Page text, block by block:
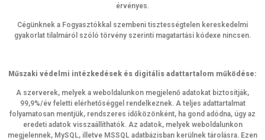
érvényes.
Cégünknek a Fogyasztókkal szembeni tisztességtelen kereskedelmi
gyakorlat tilalmáról szóló törvény szerinti magatartási kódexe nincsen.
Műszaki védelmi intézkedések és digitális adattartalom működése:
A szerverek, melyek a weboldalunkon megjelenő adatokat biztosítják,
99,9%/év feletti elérhetőséggel rendelkeznek. A teljes adattartalmat
folyamatosan mentjük, rendszeres időközönként, ha gond adódna, úgy az
eredeti adatok visszaállíthatók. Az adatok, melyek weboldalunkon
megjelennek, MySQL, illetve MSSQL adatbázisban kerülnek tárolásra. Ezen